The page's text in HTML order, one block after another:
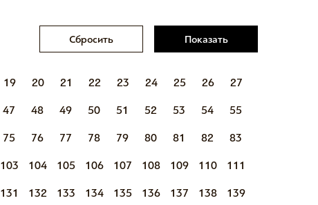
Сбросить Показать
19 20 21 22 23 24 25 26 27
47 48 49 50 51 52 53 54 55
75 76 77 78 79 80 81 82 83
103 104 105 106 107 108 109 110 111
131 132 133 134 135 136 137 138 139